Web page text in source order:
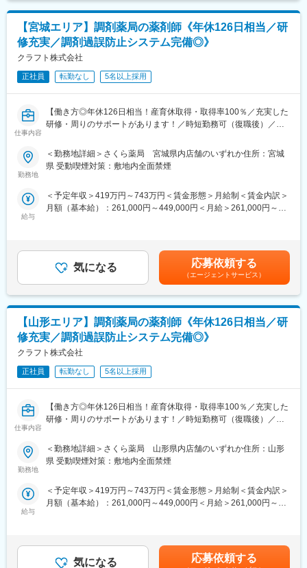
ます。
当社では安定供給と流通プロセス全体の効率化・最適化を実現す
る高機能物流を土台に、医療機関やメーカーの皆様をサポートす
る様々なサービス展開に取り組んでいます。
また、女性活躍推進「えるぼし認定3つ星」を取得しており、時短
勤務制度対象者の拡大や育児・介護等の家庭事情で退職された社
員が、再び当社で活躍できるジョブ・リターン制度の導入等、女
性が活躍できる環境整備に積極的に取り組んでいます。
ワークライフバランスを重要視しているので当社ではスタッフが
安心して長く働いています。
■薬剤師の資格手当あり！
薬剤師の資格を生かして、調剤とＯＴＣ業務の双方で活躍してい
ただけます。
また、社内外の研修や勉強会が充実しているので、薬剤師として
さらにスキルアップできます。
資格手当も支給されるので、モチベーションもしっかりと保てま
す。成長著しい薬王堂で、私たちと一緒にスキルアップしましょ
薬剤師手当：100,000円／月
制度・福利厚生・働きやすさ…。近年職場環境の充実を図り、離
職率の低さを実現しています。
ンで成長！
東北と北関東に400店舗のドラッグストアを展開している当社。
1978年創業で、東北では数少ない、東証プライム市場に上場して
その成長の原動力となっているのが、同業他社を圧倒するほどの
出店スピード。しかも、都市部中心に出店するのではなく、郊外
エリアへ重点的に店舗を出し、「消費者の生活の一部を担うドラ
ッグストアを目指す」ところも特徴的です。
他社が出店しない地域へ店舗を出店することで生活のインフラと
して地域のお客様を支えています。
【宮城エリア】調剤薬局の薬剤師《年休126日相当／研
修充実／調剤過誤防止システム完備◎》
クラフト株式会社
正社員 転勤なし 5名以上採用
仕事内容
【働き方◎年休126日相当！産育休取得・取得率100％／充実した
研修・周りのサポートがあります！／時短勤務可（復職後）／全
【職務概要】
をお任せします。
す。その一つが約20年前から導入され、進化を続けている調剤シ
ステム「SPITS」。
■処方箋受付から一連の調剤業務を連動させ、業務効率化を図るほ
か、調剤過誤防止機能を高め、患者様と働くスタッフを守ってい
ます。
《業界トップクラスの認定薬局数と盤石化を図る組織体制》
■がん診療連携拠点病院等との密な連携を行いつつ、より高度な薬
学管理や、高い専門性が求められる特殊な調剤に対応できる専門
医療機関連携薬局も取得しています。
ている理由の1つです。
■薬剤師→管理薬剤師→エリアマネージャーを目指せます。個々人
の能力によりますが、2～3年でキャリアアップが可能です。ま
だけではなく、採用担当／研修担当／本社勤務へのキャリアチェ
ンジも可能です。
■産育休取得・取得率100％
■時短勤務可能（復職後のみ／週30時間勤務）
勤務地
＜勤務地詳細＞さくら薬局 宮城県内店舗のいずれか住所：宮城
県 受動喫煙対策：敷地内全面禁煙
給与
＜予定年収＞419万円～743万円＜賃金形態＞月給制＜賃金内訳＞
月額（基本給）：261,000円～449,000円＜月給＞261,000円～
性があります。月給(月額)は固定手当を含めた表記です。
気になる 応募依頼する
（エージェントサービス）
【山形エリア】調剤薬局の薬剤師《年休126日相当／研
修充実／調剤過誤防止システム完備◎》
クラフト株式会社
正社員 転勤なし 5名以上採用
仕事内容
【働き方◎年休126日相当！産育休取得・取得率100％／充実した
研修・周りのサポートがあります！／時短勤務可（復職後）／全
【職務概要】
をお任せします。
す。その一つが約20年前から導入され、進化を続けている調剤シ
勤務地
＜勤務地詳細＞さくら薬局 山形県内店舗のいずれか住所：山形
県 受動喫煙対策：敷地内全面禁煙
給与
＜予定年収＞419万円～743万円＜賃金形態＞月給制＜賃金内訳＞
月額（基本給）：261,000円～449,000円＜月給＞261,000円～
性があります。月給(月額)は固定手当を含めた表記です。
気になる 応募依頼する